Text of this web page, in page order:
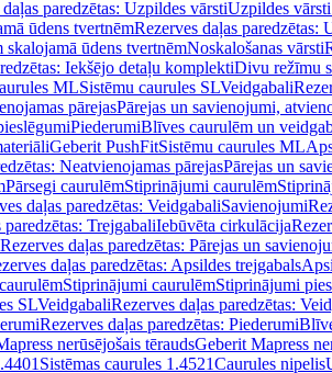
paredzētas: Uzpildes vārstiUzpildes
ūdens tvertnēmRezerves daļas paredzētas:
skalojamā ūdens tvertnēmNoskalošanas vārsti
Iekšējo detaļu komplektiDivu režīmu
MLSistēmu caurules SLVeidgabali
pārejasPārejas un savienojumi,
PiederumiBlīves caurulēm un
Geberit PushFitSistēmu caurules ML
Neatvienojamas pārejasPārejas un
Pārsegi caurulēmStiprinājumi caurulēm
daļas paredzētas: VeidgabaliSavienojumi
paredzētas: TrejgabaliIebūvēta cirkulācija
Rezerves daļas paredzētas: Pārejas un
daļas paredzētas: Apsildes trejgabals
Stiprinājumi caurulēmStiprinājumi
SLVeidgabaliRezerves daļas paredzētas:
Rezerves daļas paredzētas: Piederumi
nerūsējošais tēraudsGeberit Mapress
Sistēmas caurules 1.4521Caurules nipelis